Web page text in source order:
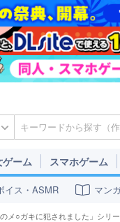
ーム スマホゲーム
イス・ASMR マン
のメ○ガキに犯されました」シリ